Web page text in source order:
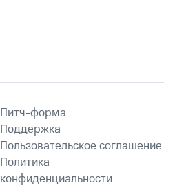
Питч-форма
Поддержка
Пользовательское соглашение
Политика
конфиденциальности